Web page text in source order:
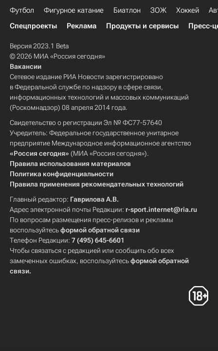
Футбол Фигурное катание Биатлон ЗОЖ Хоккей
Спецпроекты
Реклама Продукты и сервисы Пресс-
Версия 2023.1 Beta
© 2026 МИА «Россия сегодня»
Вакансии
Сетевое издание РИА Новости зарегистрировано
в Федеральной службе по надзору в сфере связи,
информационных технологий и массовых коммуникаций
(Роскомнадзор) 08 апреля 2014 года.
Свидетельство о регистрации Эл № ФС77-57640
Учредитель: Федеральное государственное унитарное
предприятие Международное информационное агентство
«Россия сегодня» (МИА «Россия сегодня»).
Правила использования материалов
Политика конфиденциальности
Правила применения рекомендательных технологий
Главный редактор: Гаврилова А.В.
Адрес электронной почты Редакции: r-sport.internet@ria.ru
По вопросам размещения пресс-релизов и рекламы
воспользуйтесьформой обратной связи
Телефон Редакции: 7 (495) 645-6601
Чтобы связаться с редакцией или сообщить обо всех
замеченных ошибках, воспользуйтесьформой обратной
связи.